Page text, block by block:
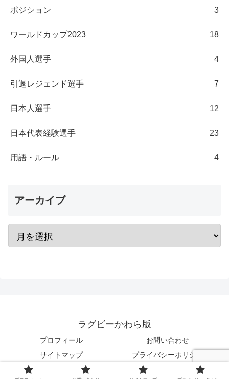
ポジション 3
ワールドカップ2023 18
外国人選手 4
引退レジェンド選手 7
日本人選手 12
日本代表経験選手 23
用語・ルール 4
アーカイブ
ラグビーかわら版
プロフィール
お問い合わせ
サイトマップ
プライバシーポリシー
© 2023 ラグビーかわら版.